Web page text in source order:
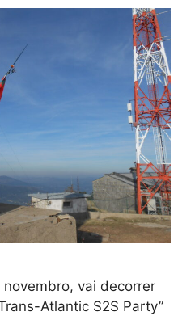
vai decorrer
Atlantic S2S Party”